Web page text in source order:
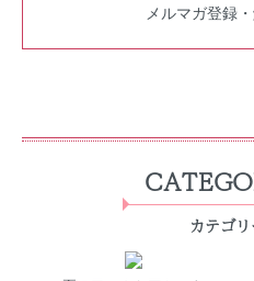
メルマガ登録
カテゴ